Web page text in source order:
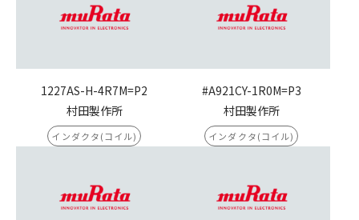
1227AS-H-4R7M=P2
村田製作所
インダクタ(コイル)
#A921CY-1R0M=P3
村田製作所
インダクタ(コイル)